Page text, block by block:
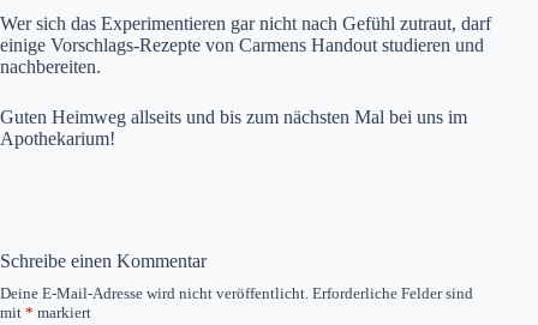
Wer sich das Experimentieren gar nicht nach Gefühl zutraut, darf
einige Vorschlags-Rezepte von Carmens Handout studieren und
nachbereiten.
Guten Heimweg allseits und bis zum nächsten Mal bei uns im
Apothekarium!
Schreibe einen Kommentar
Deine E-Mail-Adresse wird nicht veröffentlicht. Erforderliche Felder sind
mit * markiert